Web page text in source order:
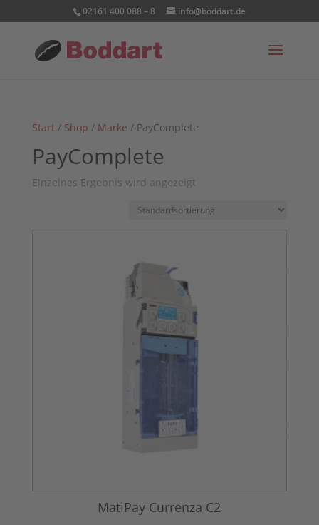
02161 400 088 – 8 info@boddart.de
Start/ Shop / Marke / PayComplete
PayComplete
Einzelnes Ergebnis wird angezeigt
MatiPay Currenza C2